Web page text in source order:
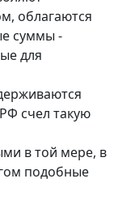
облагаются
суммы -
для
счел такую
в той мере, в
подобные